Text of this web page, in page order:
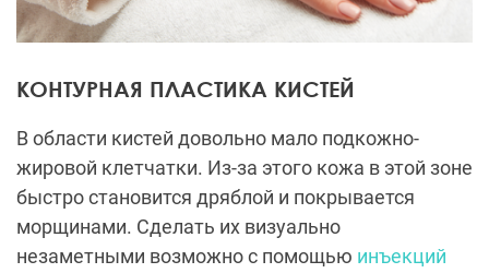
КОНТУРНАЯ ПЛАСТИКА КИСТЕЙ
В области кистей довольно мало подкожно-
жировой клетчатки. Из-за этого кожа в этой зоне
быстро становится дряблой и покрывается
морщинами. Сделать их визуально
незаметными возможно с помощью инъекций